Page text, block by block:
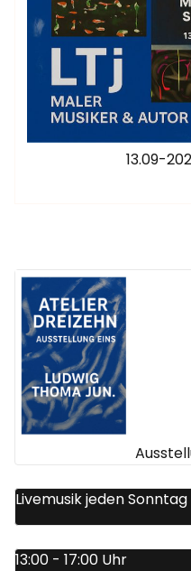
13.09-
Livemusik jeden Sonntag
13:00 - 17:00 Uhr